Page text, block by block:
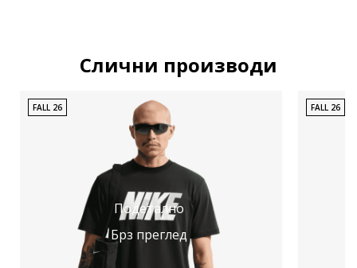
Слични производи
Подетално
Брз преглед
FALL 26 FALL 26